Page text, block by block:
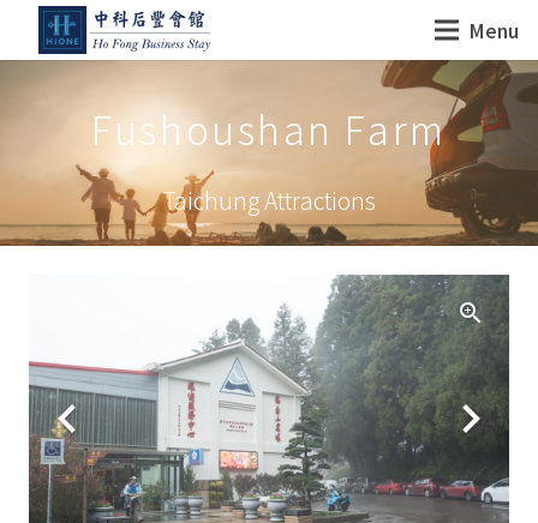
Menu
Fushoushan Farm
Taichung Attractions